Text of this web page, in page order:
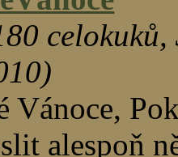
celokuků,
Vánoce,
alespoň